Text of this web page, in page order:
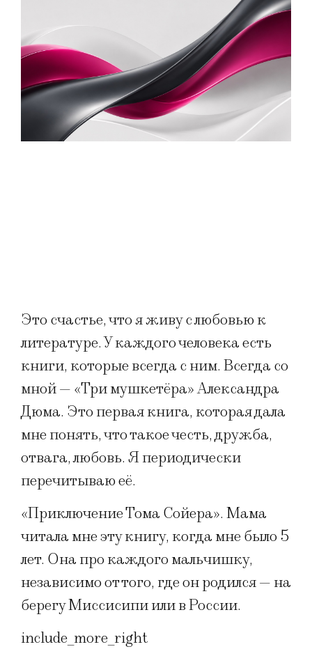
Это счастье, что я живу с любовью к
литературе. У каждого человека есть
книги, которые всегда с ним. Всегда со
мной — «Три мушкетёра» Александра
Дюма. Это первая книга, которая дала
мне понять, что такое честь, дружба,
отвага, любовь. Я периодически
перечитываю её.
«Приключение Тома Сойера». Мама
читала мне эту книгу, когда мне было 5
лет. Она про каждого мальчишку,
независимо от того, где он родился — на
берегу Миссисипи или в России.
include_more_right